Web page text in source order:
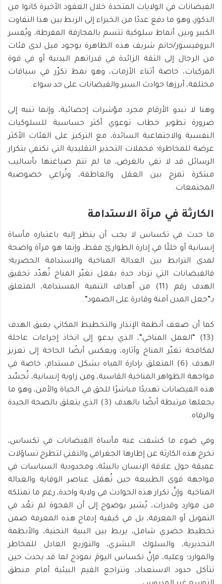
الفيضانات في الولايات المتحدة خلال العقود الأخيرة كانوا من
الذكور، وهو ما دفع عددًا من الخبراء إلى الربط بين هذا التفاوت
الكبير وبين أنماط سلوكية تتسم بالمجازفة المفرطة، ويُفسر
البروفيسور/حاتم شريف هذه الظاهرة بوجود ميل لدى فئات
من الرجال إلى الثقة الزائدة في قدراتهم البدنية أو في قوة
المركبات، خاصة أثناء الأزمات، وهو نمط تكرّر في سياقات
مختلفة، أبرزها حوادث السير والفيضانات على حد سواء.
وهنا لا تبدو الأرقام مجرد مؤشرات إحصائية، وإنما تنبه إلى
ضرورة تطوير خطاب توعوي أكثر حساسية للسلوكيات
النفسية والاجتماعية السائدة، مع التركيز على الفئات الأكثر
عرضة للمخاطرة؛ فحملات التحذير التقليدية التي تكتفي بتكرار
الرسائل قد لا تفي بالغرض، ما لم تتم صياغتها بأساليب
مبتكرة تمزج بين العقل والعاطفة، وتُراعي خصوصية
المجتمعات.
الكارثة في مرآة الاستدامة
ما حدث في تكساس لا يجب أن ينظر إليه باعتباره مأساة
إنسانية أو خللًا في إدارة الطوارئ فقط، وإنما هو مرآة واضحة
لمدى الترابط بين العدالة المناخية والاستدامة الحضرية؛
فالفيضانات التي تزداد حدة بفعل تغيّر المناخ تُهدّد تحقيق
الهدف رقم (11) من أهداف التنمية المستدامة، المتعلق
بـ”جعل المدن آمنة وقادرة على الصمود”.
كما أن ضعف أنظمة الإنذار والتخطيط المكاني يعيق الهدف
(13) “العمل المناخي”، الذي يدعو إلى اتخاذ إجراءات عاجلة
لمكافحة تغيّر المناخ وآثاره، ويعكس أيضًا الحاجة إلى تعزيز
الهدف (6) المتعلق بإدارة المياه بشكل مستدام، خاصة في
مواجهة الظواهر المناخية القاسية، ومن زاوية إنسانية، تُجسّد
هذه الفيضانات تهديدًا مباشرًا للحق في الحياة والأمن، وهو ما
يجعلها مرتبطة أيضًا بالهدف (3) الذي يتعلق بالصحة الجيدة
والرفاه.
وفي ضوء ما كشفت عنه مأساة الفيضانات في تكساس،
تخرج هذه الكارثة عن إطارها الجغرافي والتقني لتطرح تساؤلات
عميقة حول علاقة الإنسان بالبيئة، ومحدودية السياسات في
مواجهة قوى الطبيعة حين تُهمَل عناصر الوقاية والعدالة
المناخية. وإنَّ تكرار هذه الحوادث في ولاية واحدة، رغم ما تمتلكه
من موارد وقدرات، يُشير بوضوح إلى أن الفجوة لم تعُد في
التمويل أو المعرفة، بل في كيفية إدماج هذه المعرفة ضمن
تخطيط حضري شامل، يربط بين البنية التحتية، والأنظمة
التحذيرية، والسلوك البشري، والتوزيع العادل للمخاطر
والموارد؛ وعليه، فإنَّ تكساس اليومَ نموذج لما قد يحدث حين
تتآكل حدود الاستعداد، وتتراجع القيم البيئية أمام منطق